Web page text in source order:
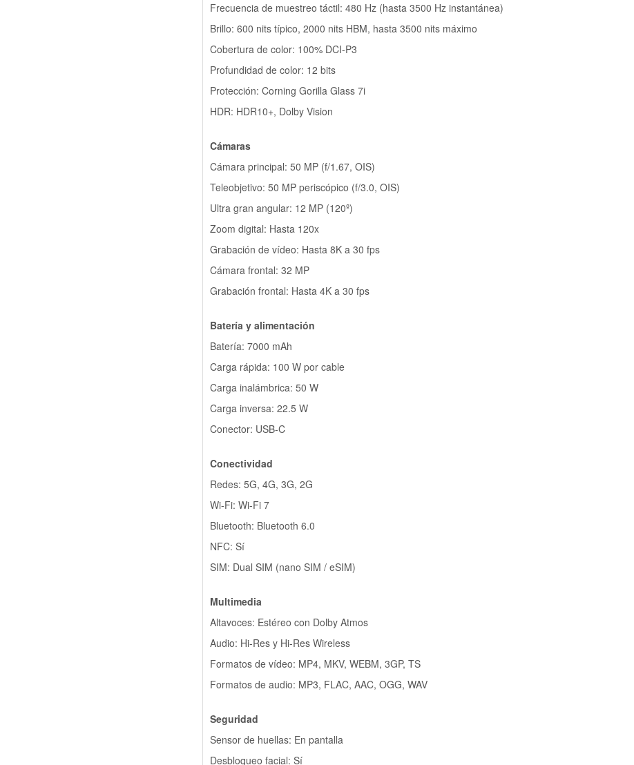
Frecuencia de muestreo táctil: 480 Hz (hasta 3500 Hz instantánea)
Brillo: 600 nits típico, 2000 nits HBM, hasta 3500 nits máximo
Cobertura de color: 100% DCI-P3
Profundidad de color: 12 bits
Protección: Corning Gorilla Glass 7i
HDR: HDR10+, Dolby Vision
Cámaras
Cámara principal: 50 MP (f/1.67, OIS)
Teleobjetivo: 50 MP periscópico (f/3.0, OIS)
Ultra gran angular: 12 MP (120º)
Zoom digital: Hasta 120x
Grabación de vídeo: Hasta 8K a 30 fps
Cámara frontal: 32 MP
Grabación frontal: Hasta 4K a 30 fps
Batería y alimentación
Batería: 7000 mAh
Carga rápida: 100 W por cable
Carga inalámbrica: 50 W
Carga inversa: 22.5 W
Conector: USB-C
Conectividad
Redes: 5G, 4G, 3G, 2G
Wi-Fi: Wi-Fi 7
Bluetooth: Bluetooth 6.0
NFC: Sí
SIM: Dual SIM (nano SIM / eSIM)
Multimedia
Altavoces: Estéreo con Dolby Atmos
Audio: Hi-Res y Hi-Res Wireless
Formatos de vídeo: MP4, MKV, WEBM, 3GP, TS
Formatos de audio: MP3, FLAC, AAC, OGG, WAV
Seguridad
Sensor de huellas: En pantalla
Desbloqueo facial: Sí